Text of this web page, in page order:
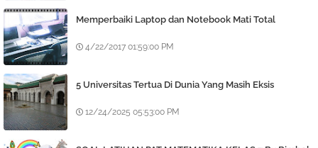
Memperbaiki Laptop dan Notebook Mati Total
4/22/2017 01:59:00 PM
5 Universitas Tertua Di Dunia Yang Masih Eksis
12/24/2025 05:53:00 PM